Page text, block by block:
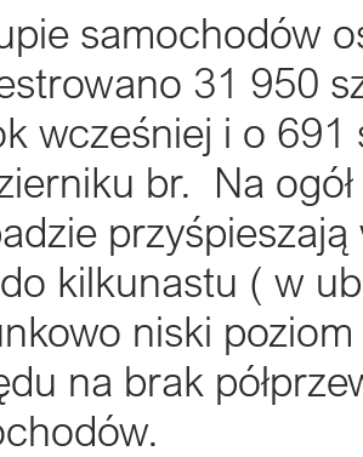
samochodów
31 950
wcześniej i o
br. Na
kilkunastu ( w
niski
na brak